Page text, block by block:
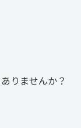
りませんか？